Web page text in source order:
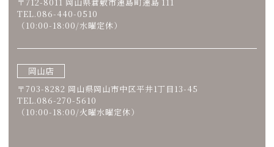
TEL.086-440-0510
（10:00-18:00/水曜定休）
岡山店
〒703-8282 岡山県岡山市中区平井1丁目13-45
TEL.086-270-5610
（10:00-18:00/火曜水曜定休）